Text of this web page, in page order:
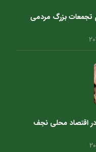
بزرگ مردمی
اقتصاد محلی نجف